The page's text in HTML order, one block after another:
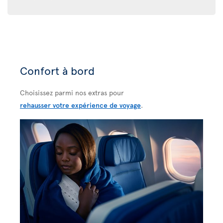
Confort à bord
Choisissez parmi nos extras pour
rehausser votre expérience de voyage.